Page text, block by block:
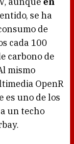
se ha
de
cada 100
carbono de
mismo
OpenR
es uno de los
un techo